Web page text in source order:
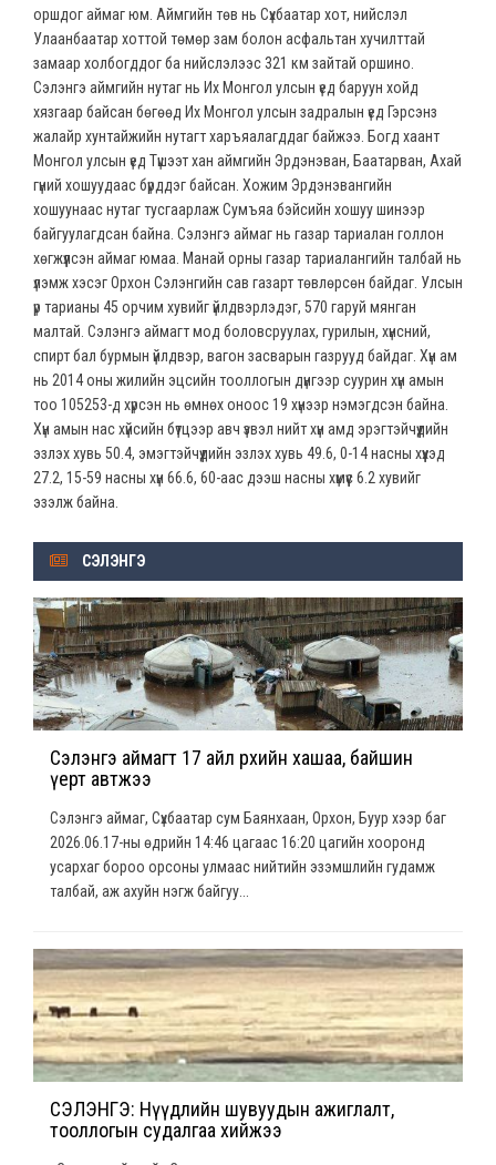
оршдог аймаг юм. Аймгийн төв нь Сүхбаатар хот, нийслэл
Улаанбаатар хоттой төмөр зам болон асфальтан хучилттай
замаар холбогддог ба нийслэлээс 321 км зайтай оршино.
Сэлэнгэ аймгийн нутаг нь Их Монгол улсын үед баруун хойд
хязгаар байсан бөгөөд Их Монгол улсын задралын үед Гэрсэнз
жалайр хунтайжийн нутагт харъяалагддаг байжээ. Богд хаант
Монгол улсын үед Түшээт хан аймгийн Эрдэнэван, Баатарван, Ахай
гүний хошуудаас бүрддэг байсан. Хожим Эрдэнэвангийн
хошуунаас нутаг тусгаарлаж Сумъяа бэйсийн хошуу шинээр
байгуулагдсан байна. Сэлэнгэ аймаг нь газар тариалан голлон
хөгжүүлсэн аймаг юмаа. Манай орны газар тариалангийн талбай нь
үлэмж хэсэг Орхон Сэлэнгийн сав газарт төвлөрсөн байдаг. Улсын
үр тарианы 45 орчим хувийг үйлдвэрлэдэг, 570 гаруй мянган
малтай. Сэлэнгэ аймагт мод боловсруулах, гурилын, хүнсний,
спирт бал бурмын үйлдвэр, вагон засварын газрууд байдаг. Хүн ам
нь 2014 оны жилийн эцсийн тооллогын дүнгээр суурин хүн амын
тоо 105253-д хүрсэн нь өмнөх оноос 19 хүнээр нэмэгдсэн байна.
Хүн амын нас хүйсийн бүтцээр авч үзвэл нийт хүн амд эрэгтэйчүүдийн
эзлэх хувь 50.4, эмэгтэйчүүдийн эзлэх хувь 49.6, 0-14 насны хүүхэд
27.2, 15-59 насны хүн 66.6, 60-аас дээш насны хүмүүс 6.2 хувийг
эзэлж байна.
СЭЛЭНГЭ
Сэлэнгэ аймагт 17 айл өрхийн хашаа, байшин
үерт автжээ
Сэлэнгэ аймаг, Сүхбаатар сум Баянхаан, Орхон, Буур хээр баг
2026.06.17-ны өдрийн 14:46 цагаас 16:20 цагийн хооронд
усархаг бороо орсоны улмаас нийтийн эзэмшлийн гудамж
талбай, аж ахуйн нэгж байгуу...
СЭЛЭНГЭ: Нүүдлийн шувуудын ажиглалт,
тооллогын судалгаа хийжээ